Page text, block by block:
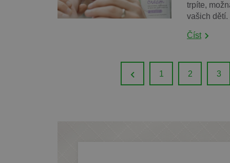
trpíte,
vašich dětí.
Číst
1 2 3